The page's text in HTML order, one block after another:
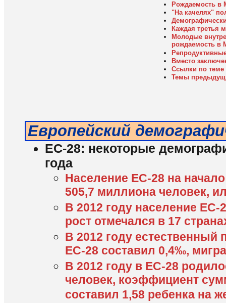
Рождаемость в
"На качелях"
Каждая третья
Молодые
рождаемость в
Вместо
Ссылки по теме
Темы
Европейский
ЕС-28: некоторые
года
Население ЕС-28 на
505,7 миллиона человек,
В 2012 году население ЕС-
рост отмечался в 17
В 2012 году естественный
ЕС-28 составил 0,4‰,
В 2012 году в ЕС-28
человек, коэффициент
составил 1,58 ребенка на